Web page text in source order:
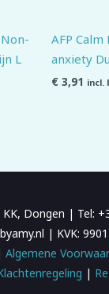
L
AFP
anxiety
€ 3,91 incl.
Dongen | Tel:
| KVK:
Algemene
|